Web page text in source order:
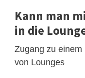
Kann man
in die
Zugang zu
von Lounges